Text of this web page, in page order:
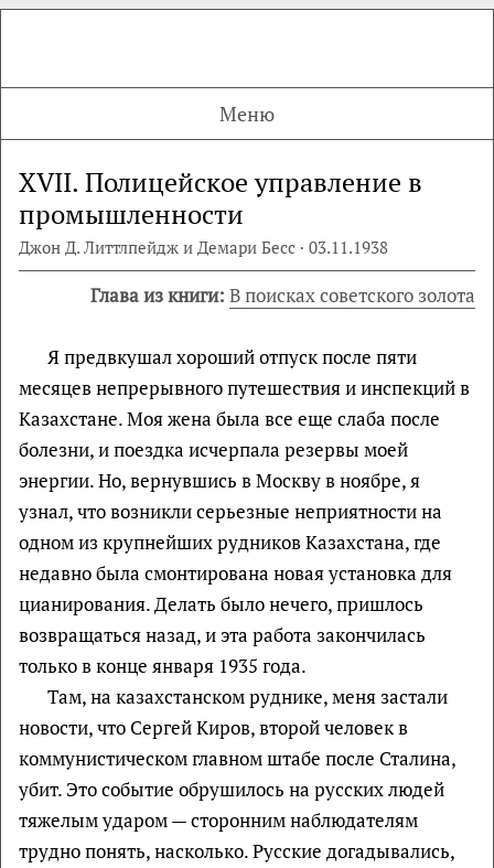
Меню
XVII. Полицейское управление в
промышленности
Джон Д. Литтлпейдж и Демари Бесс · 03.11.1938
Глава из книги: В поисках советского золота
Я предвкушал хороший отпуск после пяти
месяцев непрерывного путешествия и инспекций в
Казахстане. Моя жена была все еще слаба после
болезни, и поездка исчерпала резервы моей
энергии. Но, вернувшись в Москву в ноябре, я
узнал, что возникли серьезные неприятности на
одном из крупнейших рудников Казахстана, где
недавно была смонтирована новая установка для
цианирования. Делать было нечего, пришлось
возвращаться назад, и эта работа закончилась
только в конце января 1935 года.
Там, на казахстанском руднике, меня застали
новости, что Сергей Киров, второй человек в
коммунистическом главном штабе после Сталина,
убит. Это событие обрушилось на русских людей
тяжелым ударом — сторонним наблюдателям
трудно понять, насколько. Русские догадывались,